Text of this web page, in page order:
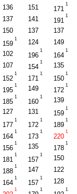
136 151 171
1
137 141 191
1
150 137
137
159
1 124
149
102 196
1
164
1
107 154
1
135
152
1
171
1
150
1
195
1 149 172
1
185
1
160
1
139
127 131 159
1
177
1
172
1
189
1
164
1
173
1
220
1
156
1 135 178
1
181
1
157
1
150
188
1 147
122
164
1
157
1
128
1 1 1